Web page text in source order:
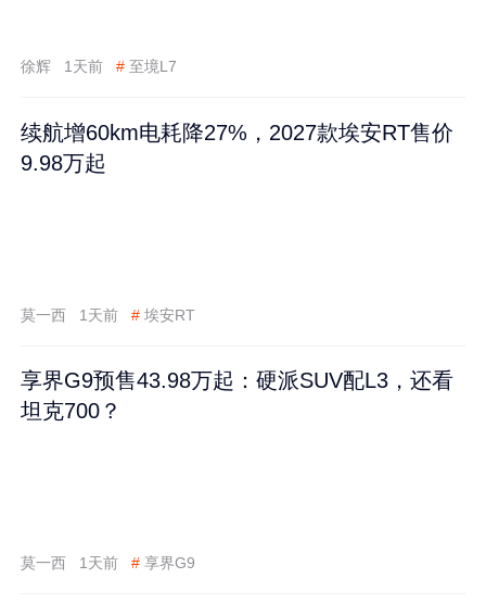
徐辉 1天前 # 至境L7
续航增60km电耗降27%，2027款埃安RT售价
9.98万起
莫一西 1天前 # 埃安RT
享界G9预售43.98万起：硬派SUV配L3，还看
坦克700？
莫一西 1天前 # 享界G9